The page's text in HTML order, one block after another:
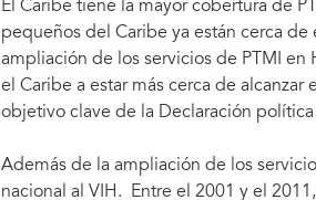
El Caribe tiene la mayor cobertura de
pequeños del Caribe ya están cerca
ampliación de los servicios de PTMI
el Caribe a estar más cerca de
objetivo clave de la Declaración
Además de la ampliación de los
nacional al VIH. Entre el 2001 y el